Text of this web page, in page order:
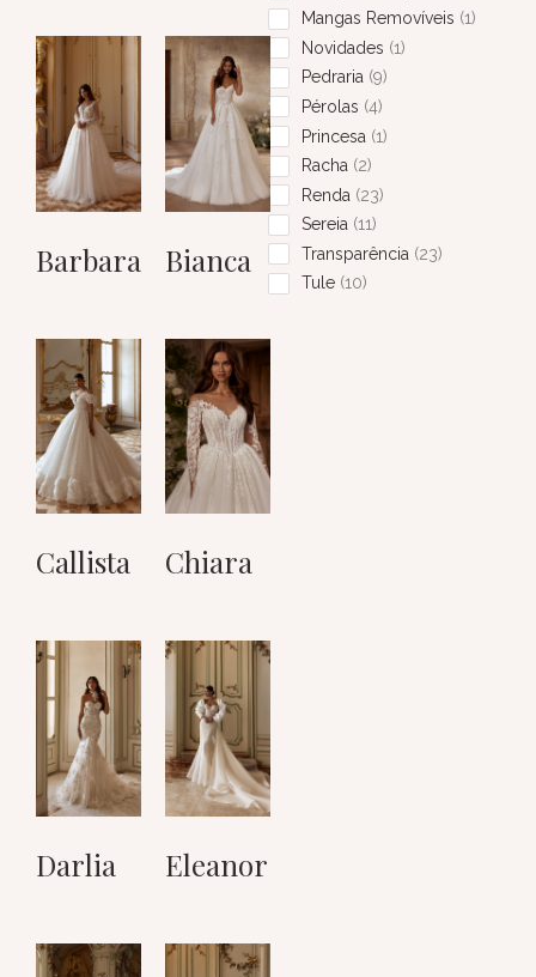
Mangas Removíveis 1
Novidades 1
Pedraria 9
Pérolas 4
Princesa 1
Racha
2
Renda
23
Sereia 11
Transparência
23
Tule 10
Barbara Bianca
Callista Chiara
Darlia Eleanor